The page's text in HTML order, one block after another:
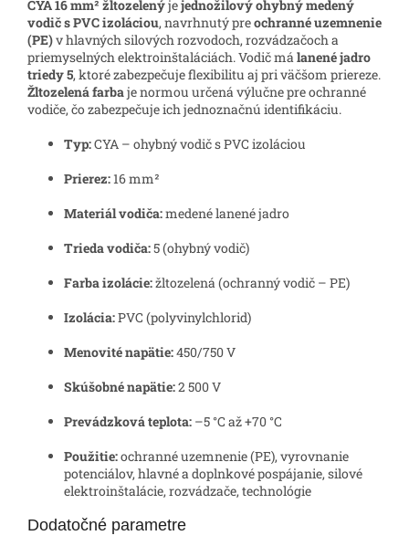
CYA 16 mm² žltozelenýjejednožilový ohybný medený
vodič s PVC izoláciou, navrhnutý preochranné uzemnenie
(PE)v hlavných silových rozvodoch, rozvádzačoch a
priemyselných elektroinštaláciách. Vodič málanené jadro
triedy 5, ktoré zabezpečuje flexibilitu aj pri väčšom priereze.
Žltozelená farbaje normou určená výlučne pre ochranné
vodiče, čo zabezpečuje ich jednoznačnú identifikáciu.
Typ:CYA – ohybný vodič s PVC izoláciou
Prierez:16 mm²
Materiál vodiča:medené lanené jadro
Trieda vodiča:5 (ohybný vodič)
Farba izolácie:žltozelená (ochranný vodič – PE)
Izolácia:PVC (polyvinylchlorid)
Menovité napätie:450/750 V
Skúšobné napätie:2 500 V
Prevádzková teplota: –5 °C až +70 °C
Použitie:ochranné uzemnenie (PE), vyrovnanie
potenciálov, hlavné a doplnkové pospájanie, silové
elektroinštalácie, rozvádzače, technológie
Dodatočné parametre